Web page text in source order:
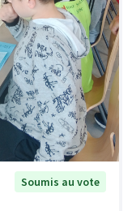
Soumis au vote